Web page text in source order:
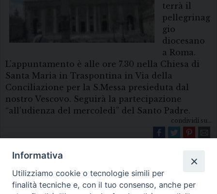
terrà il
pellegrinag
gio
diocesano
a Roma.
L’appuntamento è alle ore 7.30 nella Chiesa di
Santa Maria in Traspontina in Via della
Conciliazione per la S.Messa presieduta dal
nostro Vescovo. Seguirà la partecipazione
“all’udienza del mercoledì” del Santo Padre.
condividi su...
Informativa
Utilizziamo cookie o tecnologie simili per
finalità tecniche e, con il tuo consenso, anche per